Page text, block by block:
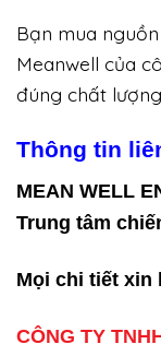
Bạn mua
Meanwell của
đúng chất
Thông tin
MEAN WELL
Trung tâm
Mọi chi tiết xin
CÔNG TY